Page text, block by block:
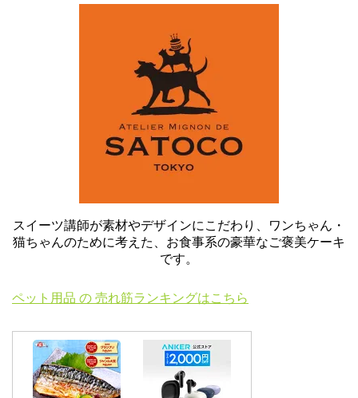
スイーツ講師が素材やデザインにこだわり、ワンちゃん・
猫ちゃんのために考えた、お食事系の豪華なご褒美ケーキ
です。
ペット用品 の 売れ筋ランキングはこちら